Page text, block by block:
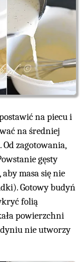
na piecu i
na średniej
zagotowania,
gęsty
masa się nie
Gotowy budyń
folią
powierzchni
nie utworzy